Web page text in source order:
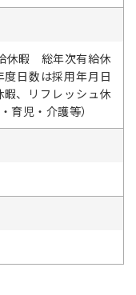
休暇 総年次有給休
日数は採用年月日
、リフレッシュ休
育児・介護等）